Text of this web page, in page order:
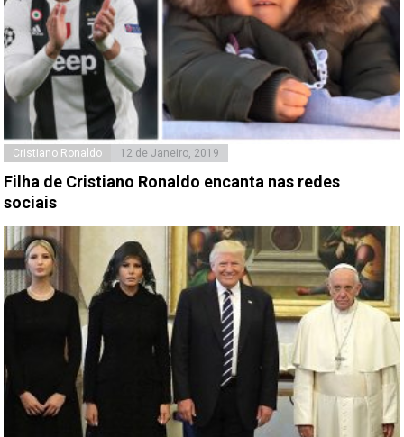
Cristiano Ronaldo 12 de Janeiro, 2019
Filha de Cristiano Ronaldo encanta nas redes
sociais